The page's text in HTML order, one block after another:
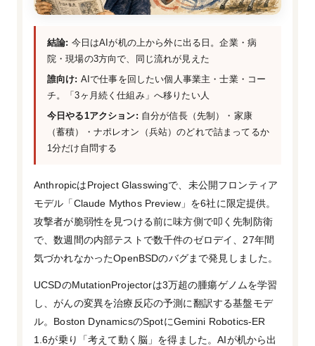
結論: 今日はAIが机の上から外に出る日。企業・病
院・現場の3方向で、同じ流れが見えた
誰向け: AIで仕事を回したい個人事業主・士業・コー
チ。「3ヶ月続く仕組み」へ移りたい人
今日やる1アクション: 自分が信長（先制）・家康
（蓄積）・ナポレオン（兵站）のどれで詰まってるか
1分だけ自問する
AnthropicはProject Glasswingで、未公開フロンティア
モデル「Claude Mythos Preview」を6社に限定提供。
攻撃者が脆弱性を見つける前に味方側で叩く先制防衛
で、数週間の内部テストで数千件のゼロデイ、27年間
気づかれなかったOpenBSDのバグまで発見しました。
UCSDのMutationProjectorは3万超の腫瘍ゲノムを学習
し、がんの変異を治療反応の予測に翻訳する基盤モデ
ル。Boston DynamicsのSpotにGemini Robotics-ER
1.6が乗り「考えて動く脳」を得ました。AIが机から出